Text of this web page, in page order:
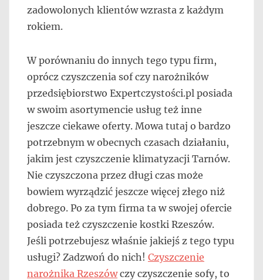
zadowolonych klientów wzrasta z każdym
rokiem.
W porównaniu do innych tego typu firm,
oprócz czyszczenia sof czy narożników
przedsiębiorstwo Expertczystości.pl posiada
w swoim asortymencie usług też inne
jeszcze ciekawe oferty. Mowa tutaj o bardzo
potrzebnym w obecnych czasach działaniu,
jakim jest czyszczenie klimatyzacji Tarnów.
Nie czyszczona przez długi czas może
bowiem wyrządzić jeszcze więcej złego niż
dobrego. Po za tym firma ta w swojej ofercie
posiada też czyszczenie kostki Rzeszów.
Jeśli potrzebujesz właśnie jakiejś z tego typu
usługi? Zadzwoń do nich! Czyszczenie
narożnika Rzeszówczy czyszczenie sofy, to